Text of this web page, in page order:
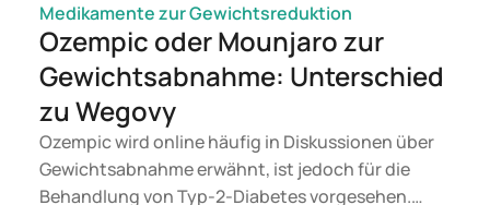
Medikamente zur Gewichtsreduktion
Ozempic oder Mounjaro zur
Gewichtsabnahme: Unterschied
zu Wegovy
Ozempic wird online häufig in Diskussionen über
Gewichtsabnahme erwähnt, ist jedoch für die
Behandlung von Typ-2-Diabetes vorgesehen.